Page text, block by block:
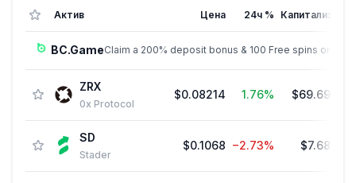
Актив Цена 24ч % Капитализ.
BC.GameClaim a 200% deposit bonus & 100 Free spins on sign
ZRX
0x Protocol
$0.08214 1.76% $69.69 M
SD
Stader
$0.1068 −2.73% $7.68 M